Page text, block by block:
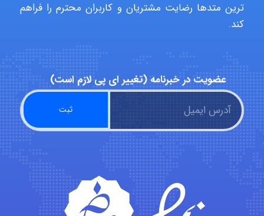
fahimeh sheibani
HaddadiMahsa
Niloofar
USER124
ترین متدها رضایت مشتریان و کاربران محترم را فراهم
کند.
عضویت در خبرنامه (تغییر ای پی لازم است)